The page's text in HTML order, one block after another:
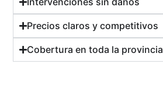
Precios claros y competitivos
Cobertura en toda la provincia